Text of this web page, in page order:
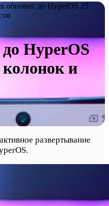
обновит до HyperOS 25
HyperOS
колонок и
развертывание